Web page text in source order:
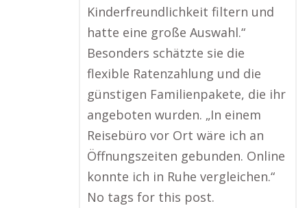
Kinderfreundlichkeit filtern und
hatte eine große Auswahl.“
Besonders schätzte sie die
flexible Ratenzahlung und die
günstigen Familienpakete, die ihr
angeboten wurden. „In einem
Reisebüro vor Ort wäre ich an
Öffnungszeiten gebunden. Online
konnte ich in Ruhe vergleichen.“
No tags for this post.